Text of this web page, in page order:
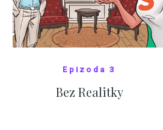
Epizoda 3
Bez Realitky